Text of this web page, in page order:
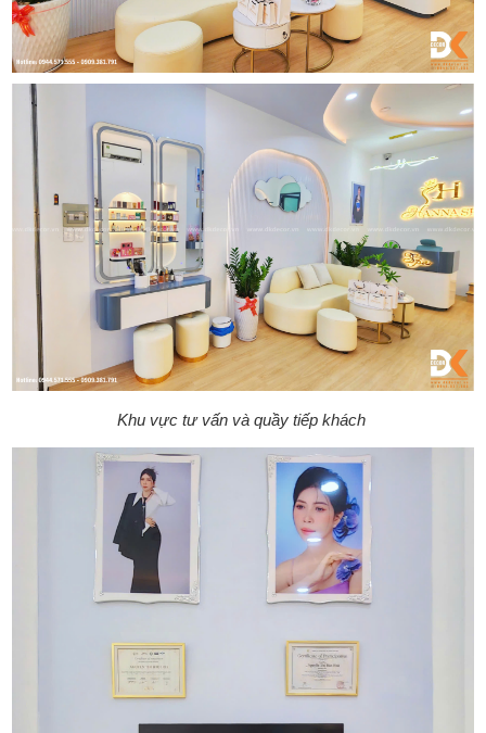
Khu vực tư vấn và quầy tiếp khách